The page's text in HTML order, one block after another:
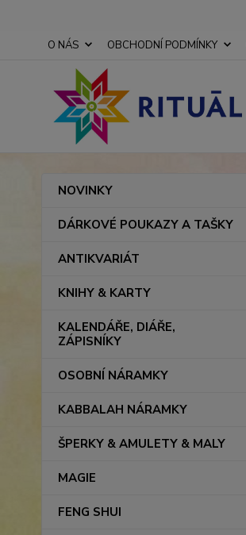
O NÁS OBCHODNÍ PODMÍNKY
NOVINKY
DÁRKOVÉ POUKAZY A TAŠKY
ANTIKVARIÁT
KNIHY & KARTY
KALENDÁŘE, DIÁŘE,
ZÁPISNÍKY
OSOBNÍ NÁRAMKY
KABBALAH NÁRAMKY
ŠPERKY & AMULETY & MALY
MAGIE
FENG SHUI